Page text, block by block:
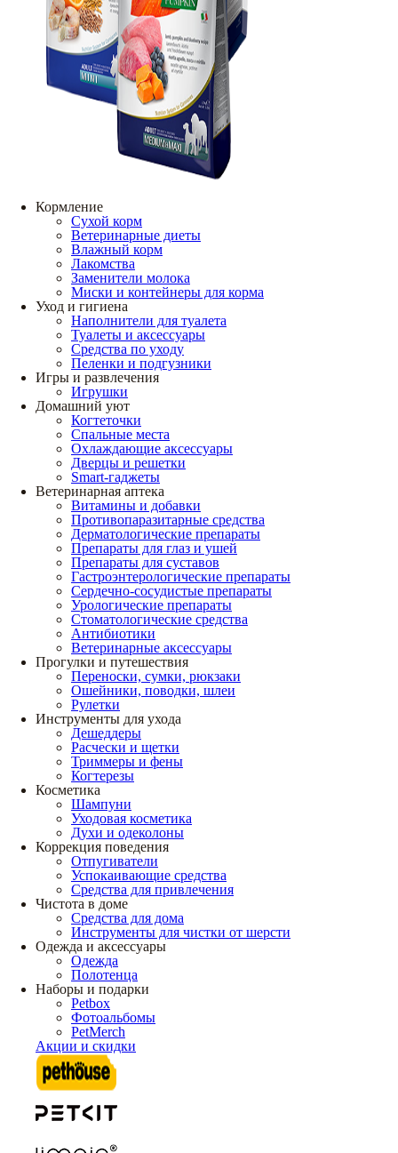
Кормление
Сухой корм
Ветеринарные диеты
Влажный корм
Лакомства
Заменители молока
Миски и контейнеры для корма
Уход и гигиена
Наполнители для туалета
Туалеты и аксессуары
Средства по уходу
Пеленки и подгузники
Игры и развлечения
Игрушки
Домашний уют
Когтеточки
Спальные места
Охлаждающие аксессуары
Дверцы и решетки
Smart-гаджеты
Ветеринарная аптека
Витамины и добавки
Противопаразитарные средства
Дерматологические препараты
Препараты для глаз и ушей
Препараты для суставов
Гастроэнтерологические препараты
Сердечно-сосудистые препараты
Урологические препараты
Стоматологические средства
Антибиотики
Ветеринарные аксессуары
Прогулки и путешествия
Переноски, сумки, рюкзаки
Ошейники, поводки, шлеи
Рулетки
Инструменты для ухода
Дешеддеры
Расчески и щетки
Триммеры и фены
Когтерезы
Косметика
Шампуни
Уходовая косметика
Духи и одеколоны
Коррекция поведения
Отпугиватели
Успокаивающие средства
Средства для привлечения
Чистота в доме
Средства для дома
Инструменты для чистки от шерсти
Одежда и аксессуары
Одежда
Полотенца
Наборы и подарки
Petbox
Фотоальбомы
PetMerch
Акции и скидки